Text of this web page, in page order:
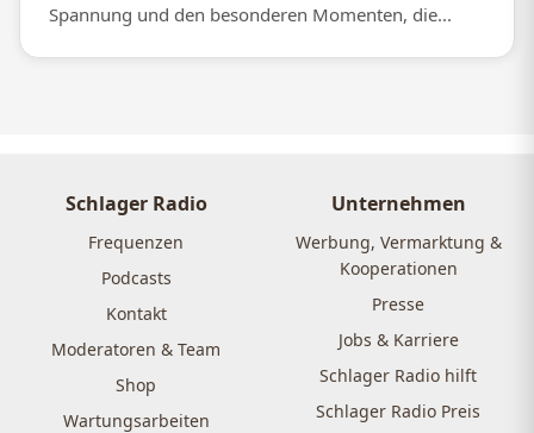
Spannung und den besonderen Momenten, die...
Schlager Radio
Frequenzen
Podcasts
Kontakt
Moderatoren & Team
Shop
Wartungsarbeiten
Unternehmen
Werbung, Vermarktung &
Kooperationen
Presse
Jobs & Karriere
Schlager Radio hilft
Schlager Radio Preis